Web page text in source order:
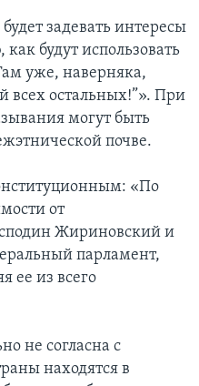
задевать интересы
будут использовать
уже, наверняка,
всех остальных!”». При
могут быть
почве.
«По
от
Жириновский и
парламент,
ее из всего
не согласна с
находятся в